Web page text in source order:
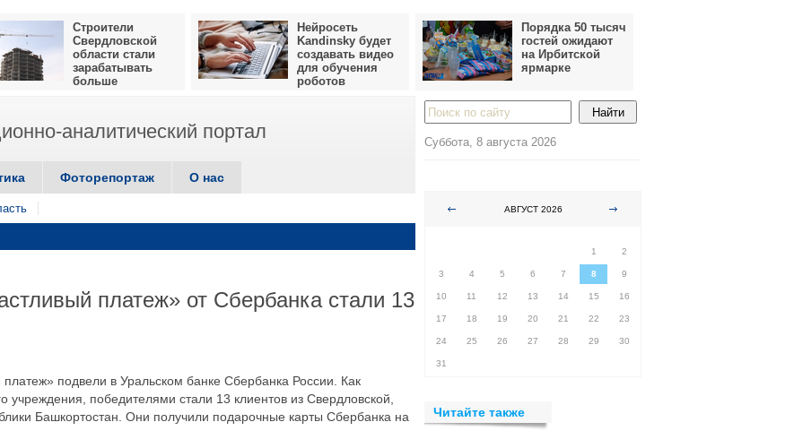
Строители
Свердловской
области стали
зарабатывать
больше
Нейросеть
Kandinsky будет
создавать видео
для обучения
роботов
Порядка 50 тысяч
гостей ожидают
на Ирбитской
ярмарке
аналитический портал
Фоторепортаж О нас
платеж» от Сбербанка стали 13
платеж» подвели в Уральском банке Сбербанка России. Как
победителями стали 13 клиентов из Свердловской,
Башкортостан. Они получили подарочные карты Сбербанка на
Суббота, 8 августа 2026
АВГУСТ 2026
1
2
3 4 5 6 7 8 9
10 11 12 13 14 15 16
17 18 19 20 21 22 23
24 25 26 27 28 29 30
31
Читайте также